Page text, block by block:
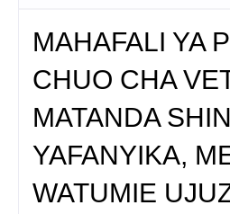
MAHAFALI YA
CHUO CHA
MATANDA
YAFANYIKA,
WATUMIE